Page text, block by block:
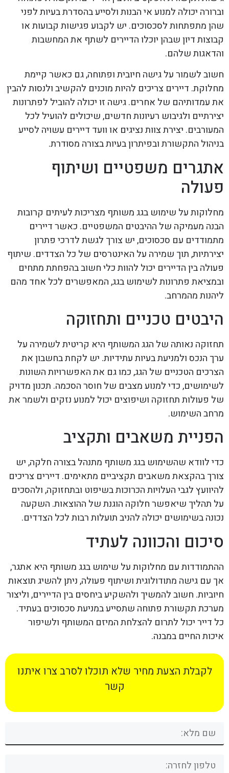
וברורה יכולה למנוע אי הבנות ולסייע בהסדרת בעיות לפני
שהן מתפתחות לסכסוכים. יש לקבוע פגישות קבועות או
קבוצות דיון שבהן יוכלו הדיירים לשתף את המחשבות
והדאגות שלהם.
חשוב לשמור על גישה חיובית ופתוחה, גם כאשר קיימת
מחלוקת. דיירים צריכים להיות מוכנים להקשיב ולנסות להבין
את עמדותיהם של אחרים. גישה זו יכולה להוביל לפתרונות
יצירתיים ולגיבוש רעיונות חדשים, שיכולים להועיל לכל
המעורבים. יצירת צוות נציגים או וועד דיירים עשויה לסייע
בניהול התקשורת ובפיתרון בעיות בצורה מסודרת.
אתגרים משפטיים ושיתוף
פעולה
מחלוקות על שימוש בגג משותף מצריכות לעיתים קרובות
הבנה מעמיקה של ההיבטים המשפטיים. כאשר דיירים
מתמודדים עם סכסוכים, יש צורך לגשת לדרכי פתרון
יצירתיות, תוך שמירה על האינטרסים של כל הצדדים. שיתוף
פעולה בין הדיירים יכול להוות כלי חשוב בהפחתת מתחים
ובמציאת פתרונות לשימוש בגג, המאפשרים לכל אחד מהם
ליהנות מהמרחב.
היבטים טכניים ותחזוקה
תחזוקה נאותה של הגג המשותף היא קריטית לשמירה על
ערך הנכס ולמניעת בעיות עתידיות. יש לקחת בחשבון את
הצרכים הטכניים של הגג, כמו גם את האפשרויות השונות
לשימושים, כדי למנוע מצבים של חוסר הסכמה. תכנון מדויק
של פעולות תחזוקה ושיפוצים יכול למנוע נזקים ולשמר את
מרחב השימוש.
הפניית משאבים ותקציב
כדי לוודא שהשימוש בגג משותף מתנהל בצורה חלקה, יש
צורך בהקצאת משאבים תקציביים מתאימים. דיירים צריכים
להיוועץ לגבי העלויות הכרוכות בשיפוט ובתחזוקה, ולהסכים
על תהליך שיאפשר חלוקה הוגנת של ההוצאות. השקעה
נכונה בשימושים יכולה להניב תועלות רבות לכל הצדדים.
סיכום והכוונה לעתיד
ההתמודדות עם מחלוקות על שימוש בגג משותף היא אתגר,
אך עם גישה מתודולוגית ושיתוף פעולה, ניתן להשיג תוצאות
חיוביות. חשוב להמשיך ולהשקיע ביחסים בין הדיירים, וליצור
מערכת תקשורת פתוחה שתסייע במניעת סכסוכים בעתיד.
כל דייר יכול לתרום להצלחת המיזם המשותף ולשיפור
איכות החיים במבנה.
לקבלת הצעת מחיר שלא תוכלו לסרב צרו איתנו
קשר